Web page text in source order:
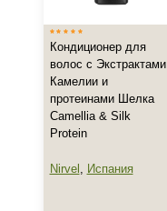
Кондиционер для
волос с Экстрактами
Камелии и
протеинами Шелка
Camellia & Silk
Protein
Nirvel , Испания